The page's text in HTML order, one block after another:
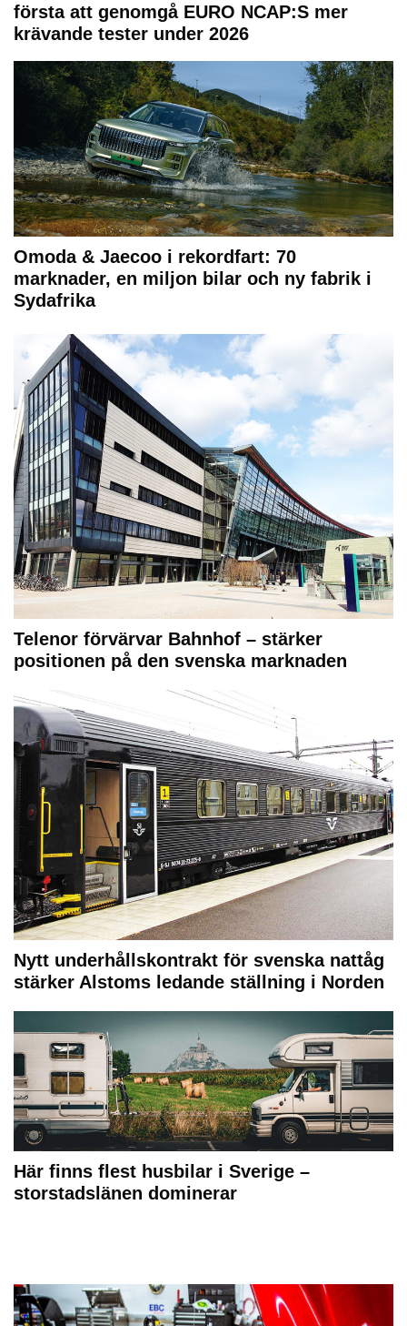
första att genomgå EURO NCAP:S mer
krävande tester under 2026
Omoda & Jaecoo i rekordfart: 70
marknader, en miljon bilar och ny fabrik i
Sydafrika
Telenor förvärvar Bahnhof – stärker
positionen på den svenska marknaden
Nytt underhållskontrakt för svenska nattåg
stärker Alstoms ledande ställning i Norden
Här finns flest husbilar i Sverige –
storstadslänen dominerar